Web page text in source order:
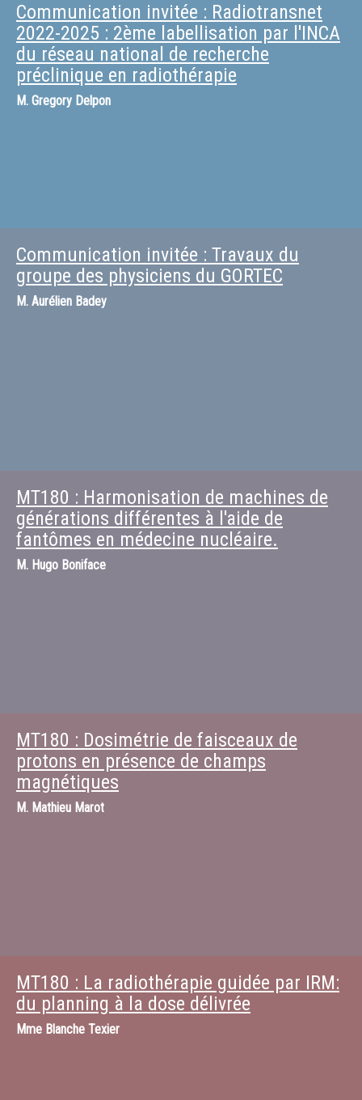
Communication invitée : Radiotransnet
2022-2025 : 2ème labellisation par l'INCA
du réseau national de recherche
préclinique en radiothérapie
M. Gregory Delpon
Communication invitée : Travaux du
groupe des physiciens du GORTEC
M. Aurélien Badey
MT180 : Harmonisation de machines de
générations différentes à l'aide de
fantômes en médecine nucléaire.
M. Hugo Boniface
MT180 : Dosimétrie de faisceaux de
protons en présence de champs
magnétiques
M. Mathieu Marot
MT180 : La radiothérapie guidée par IRM:
du planning à la dose délivrée
Mme Blanche Texier